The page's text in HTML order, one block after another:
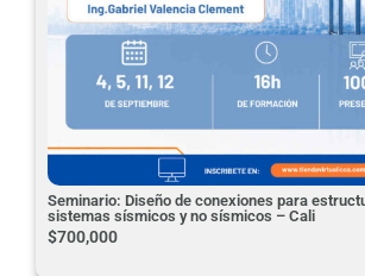
Seminario: Diseño de conexiones para
sistemas sísmicos y no sísmicos – Cali
$700,000